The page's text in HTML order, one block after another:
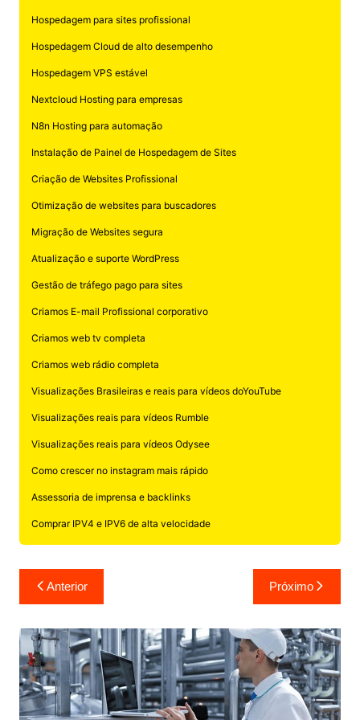
Hospedagem para sites profissional
Hospedagem Cloud de alto desempenho
Hospedagem VPS estável
Nextcloud Hosting para empresas
N8n Hosting para automação
Instalação de Painel de Hospedagem de Sites
Criação de Websites Profissional
Otimização de websites para buscadores
Migração de Websites segura
Atualização e suporte WordPress
Gestão de tráfego pago para sites
Criamos E-mail Profissional corporativo
Criamos web tv completa
Criamos web rádio completa
Visualizações Brasileiras e reais para vídeos doYouTube
Visualizações reais para vídeos Rumble
Visualizações reais para vídeos Odysee
Como crescer no instagram mais rápido
Assessoria de imprensa e backlinks
Comprar IPV4 e IPV6 de alta velocidade
Navegação
de
Post
Anterior Próximo